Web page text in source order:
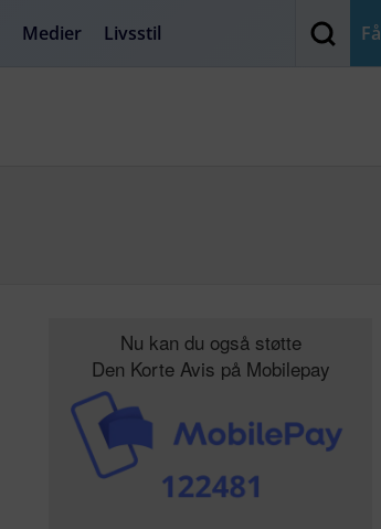
Medier Livsstil
Nu kan du også støtte
Den Korte Avis på Mobilepay